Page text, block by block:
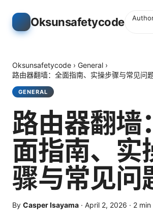
Oksunsafetycode
Oksunsafetycode › General ›
路由器翻墙：全面指南、实操步骤与常见问
GENERAL
路由器翻墙
面指南、实
骤与常见问
By Casper Isayama · April 2, 2026 · 2 min